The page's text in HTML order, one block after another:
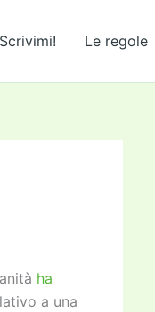
Scrivimi! Le regole
ha
a una